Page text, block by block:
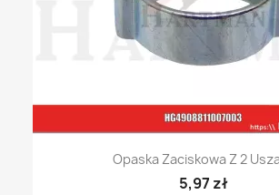
Opaska Zaciskowa Z 2
5,97 zł